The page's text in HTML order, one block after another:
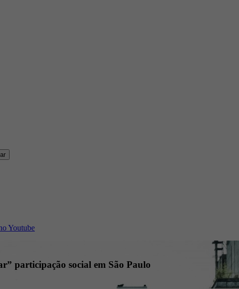
participação social em São Paulo